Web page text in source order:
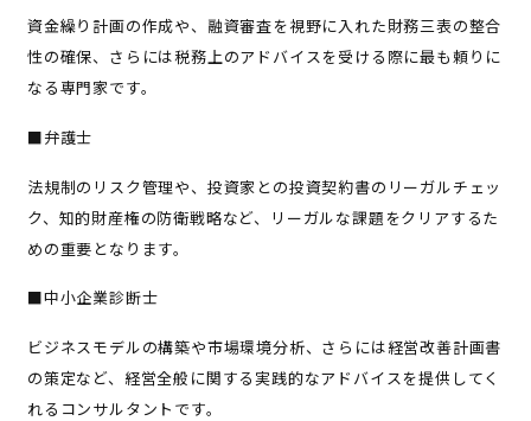
資金繰り計画の作成や、融資審査を視野に入れた財務三表の整合
性の確保、さらには税務上のアドバイスを受ける際に最も頼りに
なる専門家です。
■弁護士
法規制のリスク管理や、投資家との投資契約書のリーガルチェッ
ク、知的財産権の防衛戦略など、リーガルな課題をクリアするた
めの重要となります。
■中小企業診断士
ビジネスモデルの構築や市場環境分析、さらには経営改善計画書
の策定など、経営全般に関する実践的なアドバイスを提供してく
れるコンサルタントです。